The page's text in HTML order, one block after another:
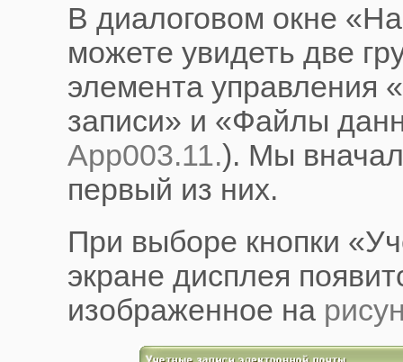
В диалоговом окне
можете увидеть две
элемента управления
записи» и «Файлы
App003.11.). Мы
первый из них.
При выборе кнопки
экране дисплея
изображенное на